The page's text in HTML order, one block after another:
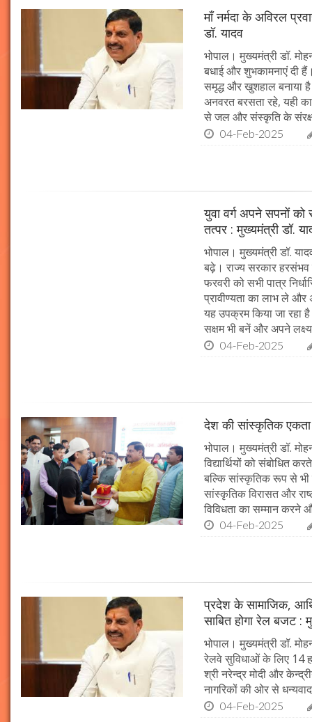
माँ नर्मदा के अविरल
डॉ. यादव
भोपाल। मुख्यमंत्री डॉ.
बधाई और शुभकामनाएं दी
समृद्ध और खुशहाल बनाया
अनवरत बरसता रहे, यही
से जल और संस्कृति के
04-Feb-2025
युवा वर्ग अपने सपनों
तत्पर : मुख्यमंत्री डॉ.
भोपाल। मुख्यमंत्री डॉ.
बढ़े। राज्य सरकार
फरवरी को सभी पात्र
प्रावीण्यता का लाभ ले और
यह उपक्रम किया जा रहा
सक्षम भी बनें और अपने
04-Feb-2025
देश की सांस्कृतिक
भोपाल। मुख्यमंत्री डॉ.
विद्यार्थियों को संबोधित
बल्कि सांस्कृतिक रूप से भी
सांस्कृतिक विरासत और
विविधता का सम्मान
04-Feb-2025
प्रदेश के सामाजिक,
साबित होगा रेल बजट :
भोपाल। मुख्यमंत्री डॉ.
रेलवे सुविधाओं के लिए 14
श्री नरेन्द्र मोदी और
नागरिकों की ओर से
04-Feb-2025